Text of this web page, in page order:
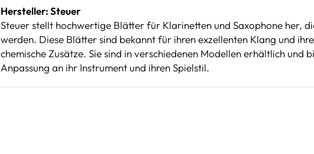
Hersteller: Steuer
Steuer stellt hochwertige Blätter für Klarinetten und Saxophone her,
werden. Diese Blätter sind bekannt für ihren exzellenten Klang und
chemische Zusätze. Sie sind in verschiedenen Modellen erhältlich
Anpassung an ihr Instrument und ihren Spielstil.